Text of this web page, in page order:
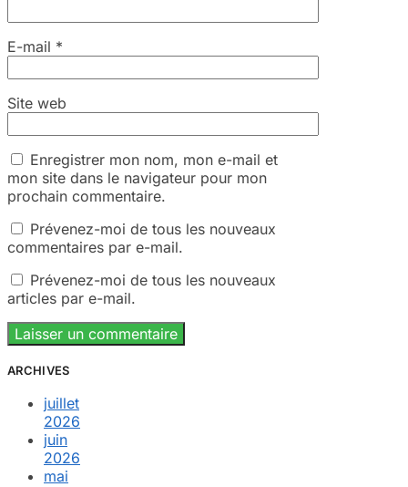
E-mail *
Site web
Enregistrer mon nom, mon e-mail et
mon site dans le navigateur pour mon
prochain commentaire.
Prévenez-moi de tous les nouveaux
commentaires par e-mail.
Prévenez-moi de tous les nouveaux
articles par e-mail.
ARCHIVES
juillet
2026
juin
2026
mai